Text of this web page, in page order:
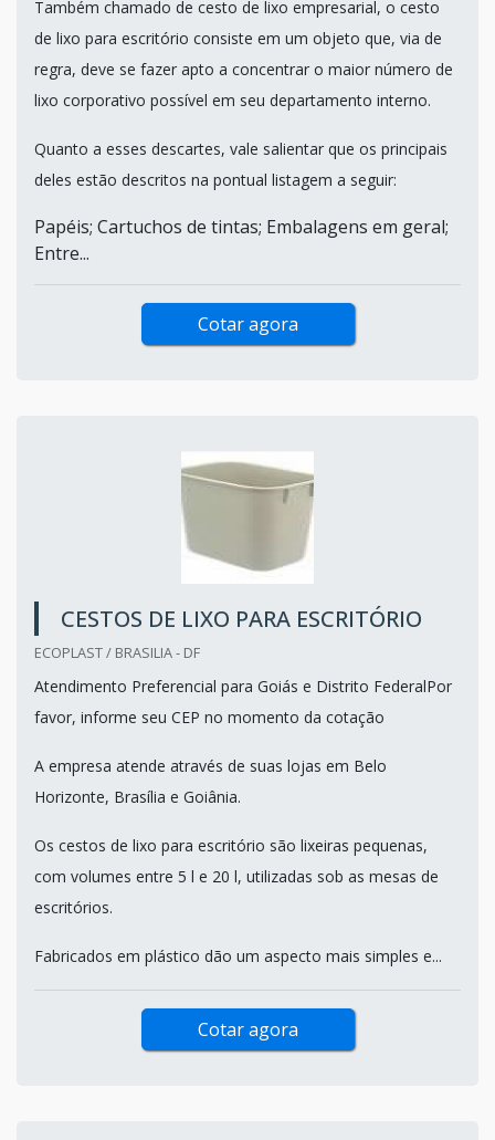
Também chamado de cesto de lixo empresarial, o cesto
de lixo para escritório consiste em um objeto que, via de
regra, deve se fazer apto a concentrar o maior número de
lixo corporativo possível em seu departamento interno.
Quanto a esses descartes, vale salientar que os principais
deles estão descritos na pontual listagem a seguir:
Papéis; Cartuchos de tintas; Embalagens em geral;
Entre...
Cotar agora
CESTOS DE LIXO PARA ESCRITÓRIO
ECOPLAST / BRASILIA - DF
Atendimento Preferencial para Goiás e Distrito FederalPor
favor, informe seu CEP no momento da cotação
A empresa atende através de suas lojas em Belo
Horizonte, Brasília e Goiânia.
Os cestos de lixo para escritório são lixeiras pequenas,
com volumes entre 5 l e 20 l, utilizadas sob as mesas de
escritórios.
Fabricados em plástico dão um aspecto mais simples e...
Cotar agora